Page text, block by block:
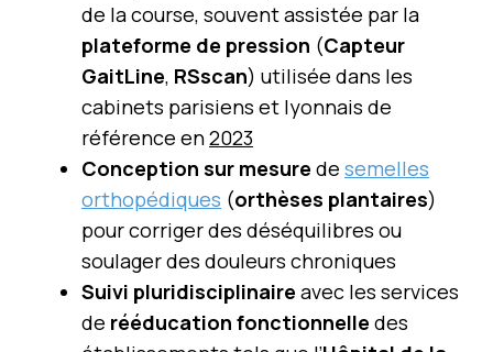
de la course, souvent assistée par la
plateforme de pression (Capteur
GaitLine, RSscan) utilisée dans les
cabinets parisiens et lyonnais de
référence en2023
Conception sur mesure de semelles
orthopédiques (orthèses plantaires)
pour corriger des déséquilibres ou
soulager des douleurs chroniques
Suivi pluridisciplinaire avec les services
de rééducation fonctionnelle des